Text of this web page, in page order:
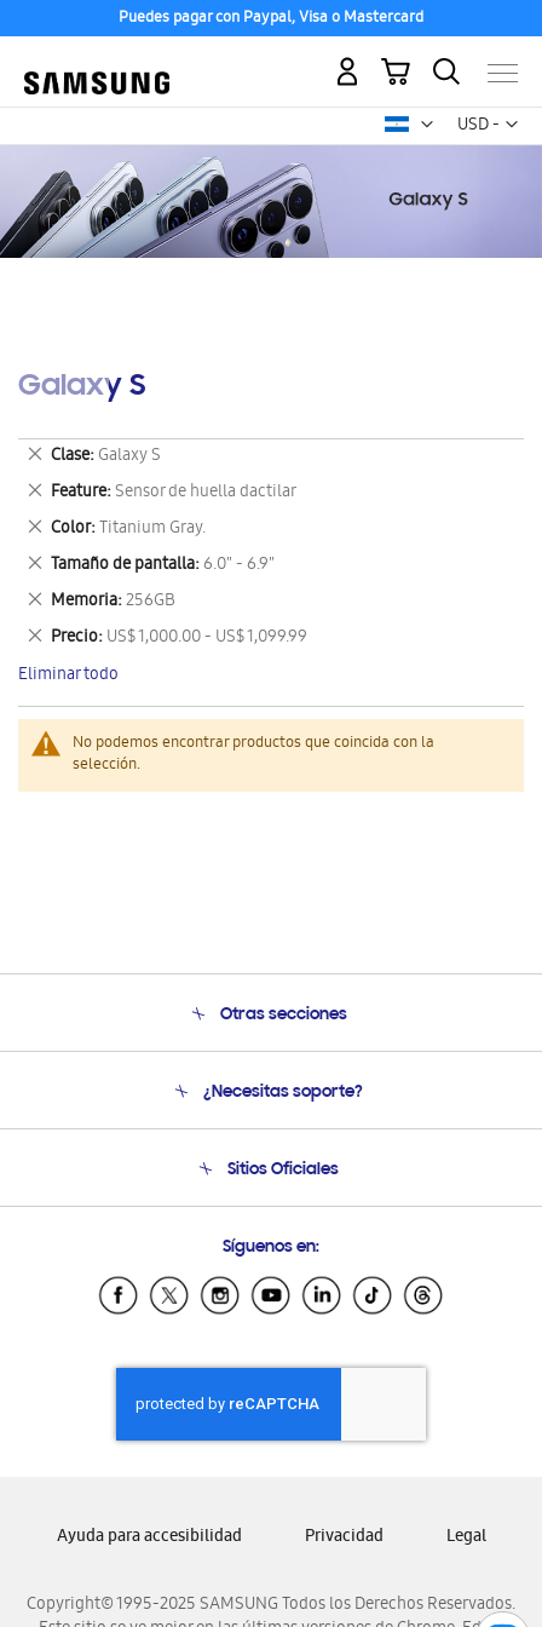
Puedes pagar con Paypal, Visa o Mastercard
USD -
dólar
Mi carrito
Galaxy S
No podemos encontrar productos que coincida con la
selección.
Clase Galaxy S
Eliminar
este
artículo
Feature Sensor de huella dactilar
Eliminar
este
artículo
Color Titanium Gray.
Eliminar
este
artículo
Tamaño de pantalla 6.0" - 6.9"
Eliminar
este
artículo
Memoria 256GB
Eliminar
este
artículo
Precio US$ 1,000.00 - US$ 1,099.99
Eliminar
este
artículo
Eliminar todo
Otras secciones
Soporte
¿Necesitas soporte?
Soporte vía eMail
Sitios Oficiales
Samsung Ecuador
Samsung El Salvador
Samsung Honduras
Samsung Nicaragua
Samsung Panamá
Samsung Venezuela
Síguenos en:
Copyright© 1995-2025 SAMSUNG Todos los Derechos Reservados.
Ayuda para accesibilidad Privacidad Legal